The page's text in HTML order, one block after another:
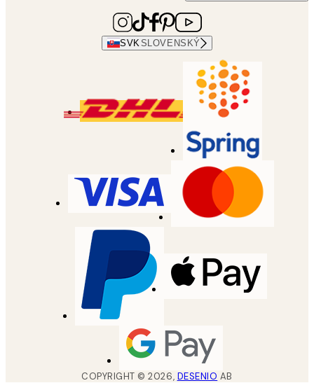
SVKSLOVENSKÝ
COPYRIGHT ©2026, DESENIO AB